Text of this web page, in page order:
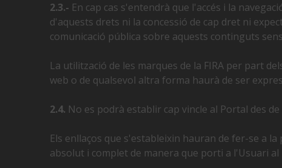
2.3.- En cap cas s'entendrà que l'accés i la
d'aquests drets ni la concessió de cap dret ni
comunicació pública sobre aquests continguts
La utilització de les marques de la FIRA per part
web o de qualsevol altra forma haurà de ser
2.4. No es podrà establir cap vincle al Portal des
Els enllaços que s'estableixin hauran de fer-se a
absolut i complet de manera que porti a l'Usuari